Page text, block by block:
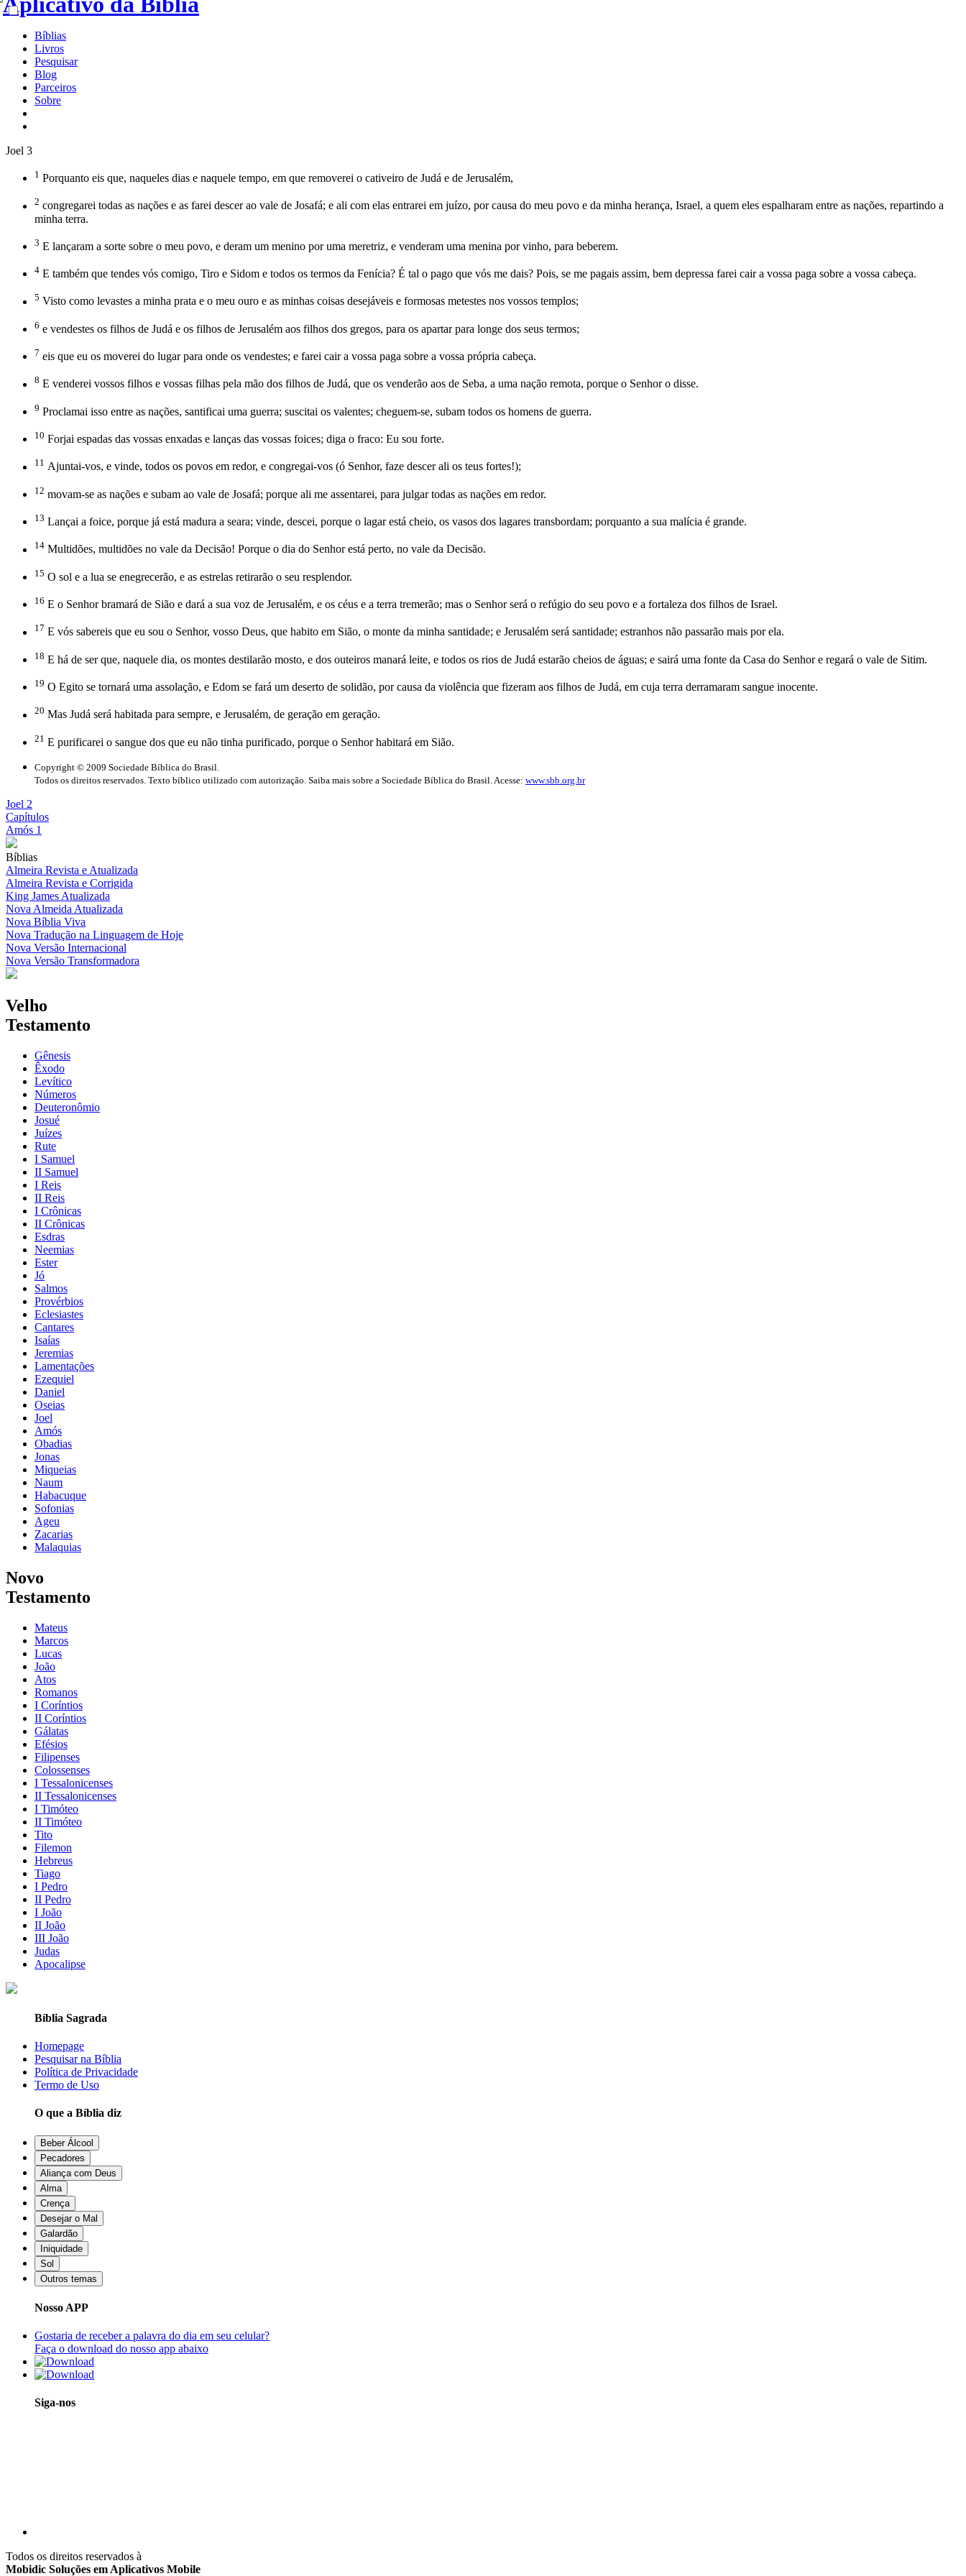
Bíblias
Livros
Pesquisar
Blog
Parceiros
Sobre
Joel 3
1 Porquanto eis que, naqueles dias e naquele tempo, em que removerei o cativeiro de Judá e de Jerusalém,
2 congregarei todas as nações e as farei descer ao vale de Josafá; e ali com elas entrarei em juízo, por causa do meu povo e da minha herança, Israel, a quem eles espalharam entre as nações, repartindo a
minha terra.
3 E lançaram a sorte sobre o meu povo, e deram um menino por uma meretriz, e venderam uma menina por vinho, para beberem.
4 E também que tendes vós comigo, Tiro e Sidom e todos os termos da Fenícia? É tal o pago que vós me dais? Pois, se me pagais assim, bem depressa farei cair a vossa paga sobre a vossa cabeça.
5 Visto como levastes a minha prata e o meu ouro e as minhas coisas desejáveis e formosas metestes nos vossos templos;
6 e vendestes os filhos de Judá e os filhos de Jerusalém aos filhos dos gregos, para os apartar para longe dos seus termos;
7 eis que eu os moverei do lugar para onde os vendestes; e farei cair a vossa paga sobre a vossa própria cabeça.
8 E venderei vossos filhos e vossas filhas pela mão dos filhos de Judá, que os venderão aos de Seba, a uma nação remota, porque o Senhor o disse.
9 Proclamai isso entre as nações, santificai uma guerra; suscitai os valentes; cheguem-se, subam todos os homens de guerra.
10 Forjai espadas das vossas enxadas e lanças das vossas foices; diga o fraco: Eu sou forte.
11 Ajuntai-vos, e vinde, todos os povos em redor, e congregai-vos (ó Senhor, faze descer ali os teus fortes!);
12 movam-se as nações e subam ao vale de Josafá; porque ali me assentarei, para julgar todas as nações em redor.
13 Lançai a foice, porque já está madura a seara; vinde, descei, porque o lagar está cheio, os vasos dos lagares transbordam; porquanto a sua malícia é grande.
14 Multidões, multidões no vale da Decisão! Porque o dia do Senhor está perto, no vale da Decisão.
15 O sol e a lua se enegrecerão, e as estrelas retirarão o seu resplendor.
16 E o Senhor bramará de Sião e dará a sua voz de Jerusalém, e os céus e a terra tremerão; mas o Senhor será o refúgio do seu povo e a fortaleza dos filhos de Israel.
17 E vós sabereis que eu sou o Senhor, vosso Deus, que habito em Sião, o monte da minha santidade; e Jerusalém será santidade; estranhos não passarão mais por ela.
18 E há de ser que, naquele dia, os montes destilarão mosto, e dos outeiros manará leite, e todos os rios de Judá estarão cheios de águas; e sairá uma fonte da Casa do Senhor e regará o vale de Sitim.
19 O Egito se tornará uma assolação, e Edom se fará um deserto de solidão, por causa da violência que fizeram aos filhos de Judá, em cuja terra derramaram sangue inocente.
20 Mas Judá será habitada para sempre, e Jerusalém, de geração em geração.
21 E purificarei o sangue dos que eu não tinha purificado, porque o Senhor habitará em Sião.
Copyright © 2009 Sociedade Bíblica do Brasil.
Todos os direitos reservados. Texto bíblico utilizado com autorização. Saiba mais sobre a Sociedade Bíblica do Brasil. Acesse: www.sbb.org.br
Joel 2
Capítulos
Amós 1
Bíblias
Almeira Revista e Atualizada
Almeira Revista e Corrigida
King James Atualizada
Nova Almeida Atualizada
Nova Bíblia Viva
Nova Tradução na Linguagem de Hoje
Nova Versão Internacional
Nova Versão Transformadora
Velho
Testamento
Gênesis
Êxodo
Levítico
Números
Deuteronômio
Josué
Juízes
Rute
I Samuel
II Samuel
I Reis
II Reis
I Crônicas
II Crônicas
Esdras
Neemias
Ester
Jó
Salmos
Provérbios
Eclesiastes
Cantares
Isaías
Jeremias
Lamentações
Ezequiel
Daniel
Oseias
Joel
Amós
Obadias
Jonas
Miqueias
Naum
Habacuque
Sofonias
Ageu
Zacarias
Malaquias
Novo
Testamento
Mateus
Marcos
Lucas
João
Atos
Romanos
I Coríntios
II Coríntios
Gálatas
Efésios
Filipenses
Colossenses
I Tessalonicenses
II Tessalonicenses
I Timóteo
II Timóteo
Tito
Filemon
Hebreus
Tiago
I Pedro
II Pedro
I João
II João
III João
Judas
Apocalipse
Bíblia Sagrada
Homepage
Pesquisar na Bíblia
Política de Privacidade
Termo de Uso
O que a Bíblia diz
Beber Álcool
Pecadores
Aliança com Deus
Alma
Crença
Desejar o Mal
Galardão
Iniquidade
Sol
Outros temas
Nosso APP
Gostaria de receber a palavra do dia em seu celular?
Faça o download do nosso app abaixo
Siga-nos
Todos os direitos reservados à
Mobidic Soluções em Aplicativos Mobile